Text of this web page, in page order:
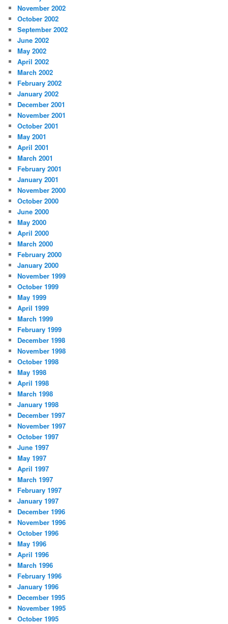
November 2002
October 2002
September 2002
June 2002
May 2002
April 2002
March 2002
February 2002
January 2002
December 2001
November 2001
October 2001
May 2001
April 2001
March 2001
February 2001
January 2001
November 2000
October 2000
June 2000
May 2000
April 2000
March 2000
February 2000
January 2000
November 1999
October 1999
May 1999
April 1999
March 1999
February 1999
December 1998
November 1998
October 1998
May 1998
April 1998
March 1998
January 1998
December 1997
November 1997
October 1997
June 1997
May 1997
April 1997
March 1997
February 1997
January 1997
December 1996
November 1996
October 1996
May 1996
April 1996
March 1996
February 1996
January 1996
December 1995
November 1995
October 1995